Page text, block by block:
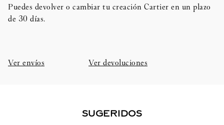
Puedes devolver o cambiar tu creación Cartier en un plazo
de 30 días.​
Ver envíos Ver devoluciones
SUGERIDOS